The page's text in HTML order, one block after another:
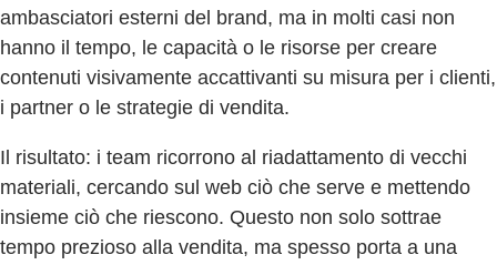
ambasciatori esterni del brand, ma in molti casi non
hanno il tempo, le capacità o le risorse per creare
contenuti visivamente accattivanti su misura per i clienti,
i partner o le strategie di vendita.
Il risultato: i team ricorrono al riadattamento di vecchi
materiali, cercando sul web ciò che serve e mettendo
insieme ciò che riescono. Questo non solo sottrae
tempo prezioso alla vendita, ma spesso porta a una